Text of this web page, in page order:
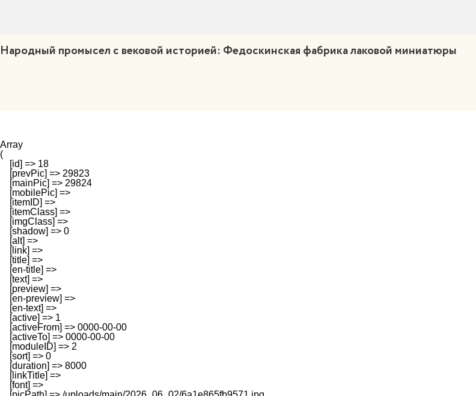
Народный промысел с вековой историей: Федоскинская фабрика лаковой миниатюры
Array
(
    [id] => 18
    [prevPic] => 29823
    [mainPic] => 29824
    [mobilePic] =>
    [itemID] =>
    [itemClass] =>
    [imgClass] =>
    [shadow] => 0
    [alt] =>
    [link] =>
    [title] =>
    [en-title] =>
    [text] =>
    [preview] =>
    [en-preview] =>
    [en-text] =>
    [active] => 1
    [activeFrom] => 0000-00-00
    [activeTo] => 0000-00-00
    [moduleID] => 2
    [sort] => 0
    [duration] => 8000
    [linkTitle] =>
    [font] =>